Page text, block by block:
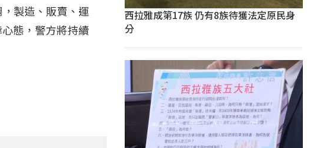
製造、販賣、運
態，警方將持續
西拉雅成第17族 仍有8族待獲法定原民身
分